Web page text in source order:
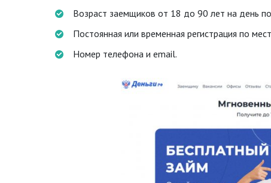
Возраст заемщиков от 18 до 90 лет на день
Постоянная или временная регистрация по
Номер телефона и email.